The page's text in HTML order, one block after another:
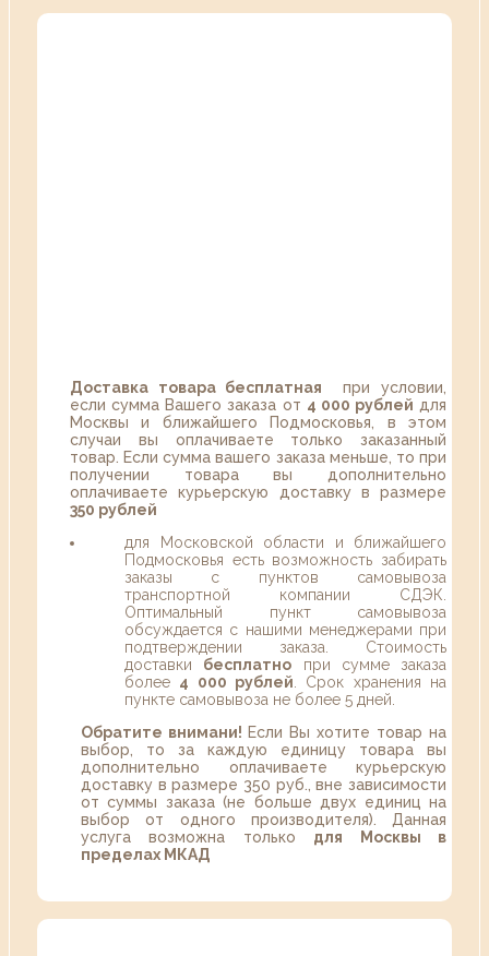
Доставка товара бесплатная при условии,
если сумма Вашего заказа от 4 000 рублей для
Москвы и ближайшего Подмосковья, в этом
случаи вы оплачиваете только заказанный
товар. Если сумма вашего заказа меньше, то при
получении товара вы дополнительно
оплачиваете курьерскую доставку в размере
350 рублей
для Московской области и ближайшего
Подмосковья есть возможность забирать
заказы с пунктов самовывоза
транспортной компании СДЭК.
Оптимальный пункт самовывоза
обсуждается с нашими менеджерами при
подтверждении заказа. Стоимость
доставки бесплатно при сумме заказа
более 4 000 рублей . Срок хранения на
пункте самовывоза не более 5 дней.
Обратите внимани! Если Вы хотите товар на
выбор, то за каждую единицу товара вы
дополнительно оплачиваете курьерскую
доставку в размере 350 руб., вне зависимости
от суммы заказа (не больше двух единиц на
выбор от одного производителя). Данная
услуга возможна только для Москвы в
пределах МКАД